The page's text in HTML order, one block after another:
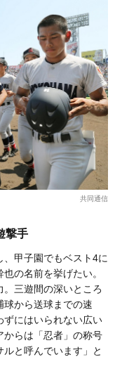
共同通信
撃手
甲子園でもベスト4に
の名前を挙げたい。
三遊間の深いところ
から送球までの速
ずにはいられない広い
からは「忍者」の称号
と呼んでいます」と